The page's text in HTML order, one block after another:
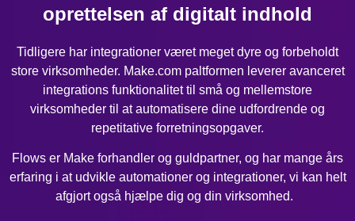
oprettelsen af digitalt indhold
Tidligere har integrationer været meget dyre og forbeholdt
store virksomheder. Make.com paltformen leverer avanceret
integrations funktionalitet til små og mellemstore
virksomheder til at automatisere dine udfordrende og
repetitative forretningsopgaver.
Flows er Make forhandler og guldpartner, og har mange års
erfaring i at udvikle automationer og integrationer, vi kan helt
afgjort også hjælpe dig og din virksomhed.